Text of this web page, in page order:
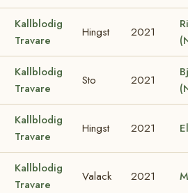
Kallblodig
Travare
Hingst 2021
Kallblodig
Travare
Sto 2021
Kallblodig
Travare
Hingst 2021
Kallblodig
Travare
Valack 2021